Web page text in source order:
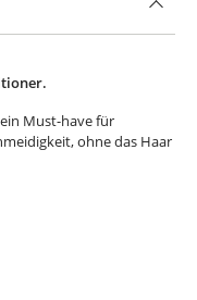
Must-have für
ohne das Haar